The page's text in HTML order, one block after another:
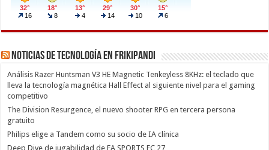
Noticias de Tecnología en Frikipandi
Análisis Razer Huntsman V3 HE Magnetic Tenkeyless 8KHz: el teclado que
lleva la tecnología magnética Hall Effect al siguiente nivel para el gaming
competitivo
The Division Resurgence, el nuevo shooter RPG en tercera persona
gratuito
Philips elige a Tandem como su socio de IA clínica
Deep Dive de jugabilidad de EA SPORTS FC 27